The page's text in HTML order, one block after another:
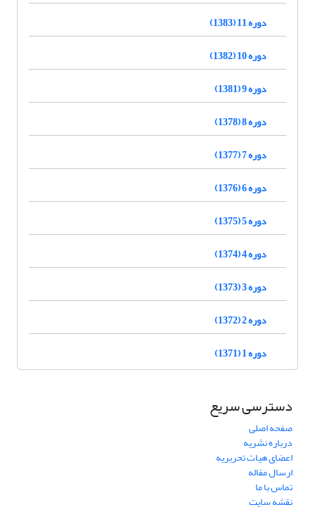
دوره 11 (1383)
دوره 10 (1382)
دوره 9 (1381)
دوره 8 (1378)
دوره 7 (1377)
دوره 6 (1376)
دوره 5 (1375)
دوره 4 (1374)
دوره 3 (1373)
دوره 2 (1372)
دوره 1 (1371)
دسترسی سریع
صفحه اصلی
درباره نشریه
اعضای هیات تحریریه
ارسال مقاله
تماس با ما
نقشه سایت